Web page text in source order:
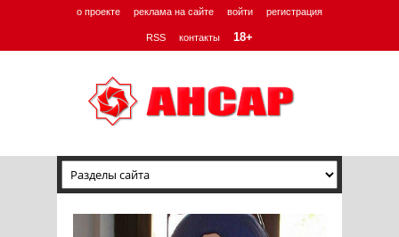
о проекте реклама на сайте войти регистрация
RSS контакты 18+